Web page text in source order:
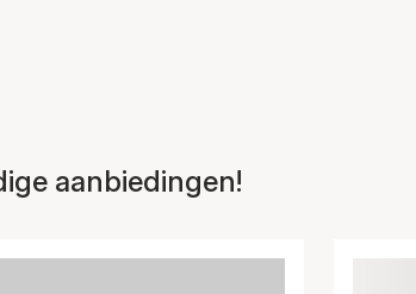
aanbiedingen!